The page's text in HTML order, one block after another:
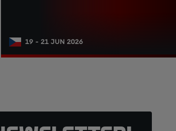
19 - 21 JUN 2026